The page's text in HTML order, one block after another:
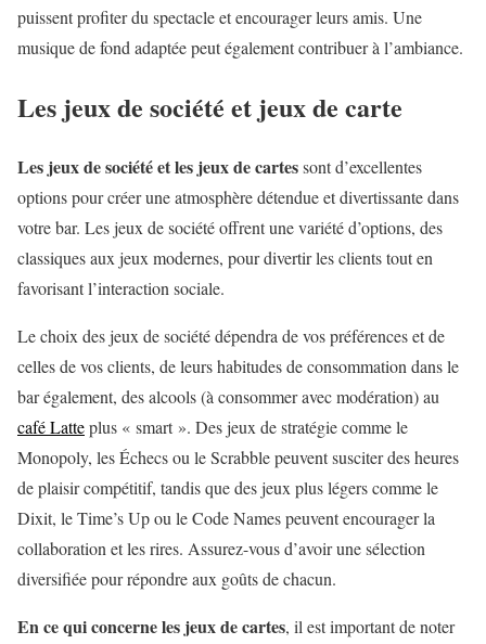
puissent profiter du spectacle et encourager leurs amis. Une
musique de fond adaptée peut également contribuer à l’ambiance.
Les jeux de société et jeux de carte
Les jeux de société et les jeux de cartessont d’excellentes
options pour créer une atmosphère détendue et divertissante dans
votre bar. Les jeux de société offrent une variété d’options, des
classiques aux jeux modernes, pour divertir les clients tout en
favorisant l’interaction sociale.
Le choix des jeux de société dépendra de vos préférences et de
celles de vos clients, de leurs habitudes de consommation dans le
bar également, des alcools (à consommer avec modération) au
café Latteplus « smart ». Des jeux de stratégie comme le
Monopoly, les Échecs ou le Scrabble peuvent susciter des heures
de plaisir compétitif, tandis que des jeux plus légers comme le
Dixit, le Time’s Up ou le Code Names peuvent encourager la
collaboration et les rires. Assurez-vous d’avoir une sélection
diversifiée pour répondre aux goûts de chacun.
En ce qui concerne les jeux de cartes, il est important de noter